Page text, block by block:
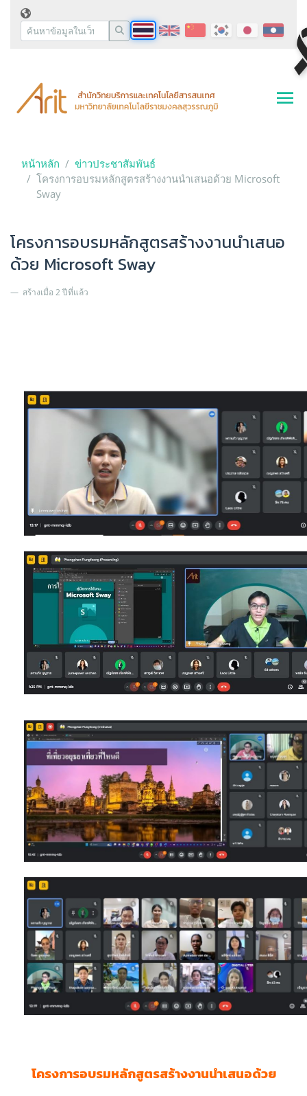
หน้าหลัก
ข่าวประชาสัมพันธ์
โครงการอบรมหลักสูตรสร้างงานนำเสนอด้วย Microsoft
Sway
โครงการอบรมหลักสูตรสร้างงานนำเสนอ
ด้วย Microsoft Sway
สร้างเมื่อ 2 ปีที่แล้ว
โครงการอบรมหลักสูตรสร้างงานนำเสนอด้วย